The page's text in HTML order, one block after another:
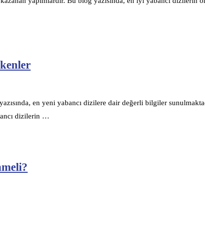
en yeni yabancı dizilere dair değerli bilgiler
dizilerin …